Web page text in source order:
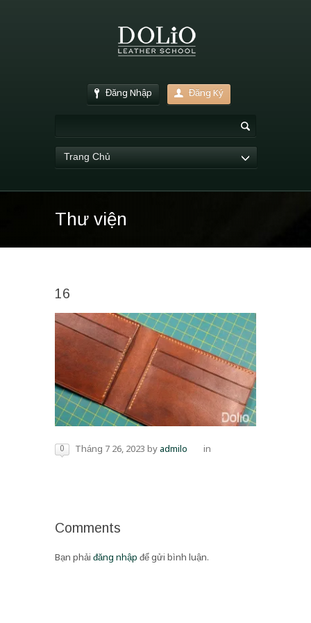
Đăng Nhập Đăng Ký
Trang Chủ
Thư viện
16
0 Tháng 7 26, 2023 byadmilo in
Comments
Bạn phải đăng nhập để gửi bình luận.